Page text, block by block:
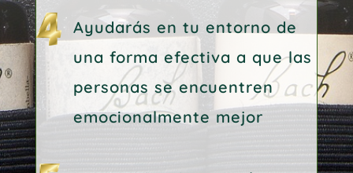
Ayudarás en tu entorno de
una forma efectiva a que las
personas se encuentren
emocionalmente mejor